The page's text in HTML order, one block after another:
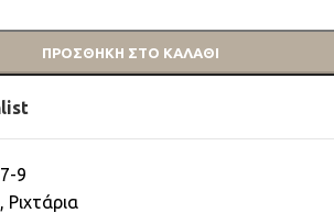
ΠΡΟΣΘΉΚΗ ΣΤΟ ΚΑΛΆΘΙ
9
, Ριχτάρια